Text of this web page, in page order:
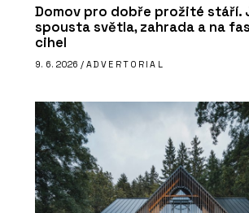
Domov pro dobře prožité stáří.
spousta světla, zahrada a na
cihel
9. 6. 2026 / ADVERTORIAL